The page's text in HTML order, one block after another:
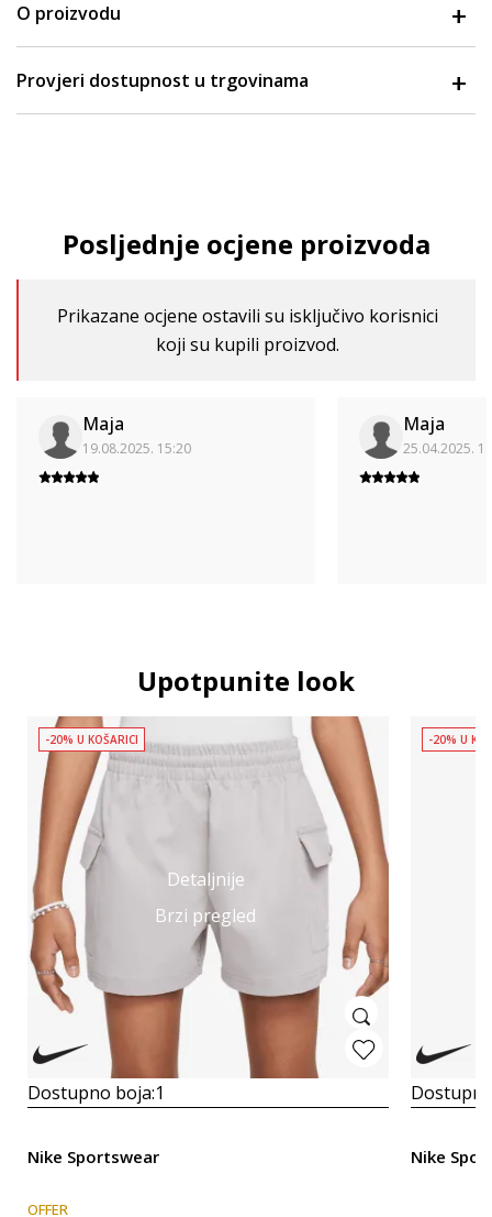
O proizvodu
Provjeri dostupnost u trgovinama
Posljednje ocjene proizvoda
Prikazane ocjene ostavili su isključivo korisnici
koji su kupili proizvod.
Maja
19.08.2025. 15:20
Maja
25.04.2025.
Upotpunite look
Detaljnije
Brzi pregled
-20% U KOŠARICI
Dostupno boja:1
Nike Sportswear
OFFER
-20% U
Nike